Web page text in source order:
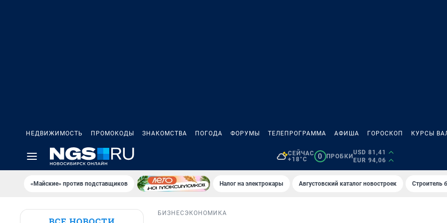
НЕДВИЖИМОСТЬ ПРОМОКОДЫ ЗНАКОМСТВА ПОГОДА ФОРУМЫ ТЕЛЕПРОГРАММА АФИША ГОРОСКОП КУРСЫ
СЕЙЧАС
+18°C
0 ПРОБКИ
USD 81,41
EUR 94,06
«Майские» против подставщиков Налог на электрокары Августовский каталог новостроек Строитель
БИЗНЕС ЭКОНОМИКА